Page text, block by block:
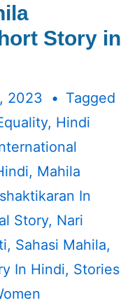
Story in
2023
Tagged
, Hindi
, Mahila
In
Story, Nari
, Sahasi Mahila,
In Hindi, Stories